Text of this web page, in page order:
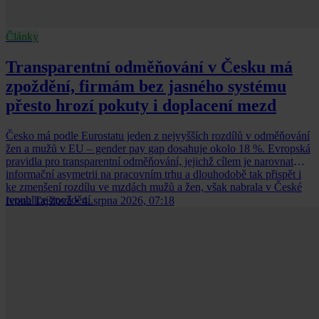
Články
Transparentní odměňování v Česku má
zpoždění, firmám bez jasného systému
přesto hrozí pokuty i doplacení mezd
Česko má podle Eurostatu jeden z nejvyšších rozdílů v odměňování
žen a mužů v EU – gender pay gap dosahuje okolo 18 %. Evropská
pravidla pro transparentní odměňování, jejichž cílem je narovnat
informační asymetrii na pracovním trhu a dlouhodobě tak přispět i
ke zmenšení rozdílu ve mzdách mužů a žen, však nabrala v České
republice zpoždění.
Ivona Tajšlová • 4. srpna 2026, 07:18